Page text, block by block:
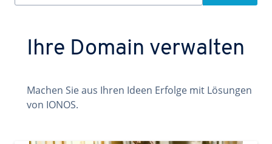
Ihre Domain verwalten
Machen Sie aus Ihren Ideen Erfolge mit Lösungen
von IONOS.